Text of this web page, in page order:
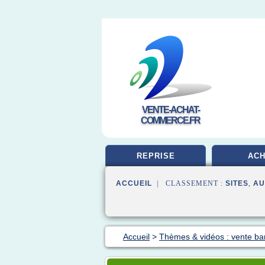
VENTE-ACHAT-
COMMERCE.FR
REPRISE
ACCUEIL | CLASSEMENT : SITES,
Accueil > Thèmes & vidéos : vente